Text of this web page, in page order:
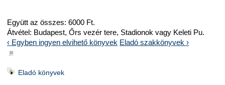
Együtt az összes: 6000 Ft.
Átvétel: Budapest, Őrs vezér tere, Stadionok vagy Keleti Pu.
‹ Egyben ingyen elvihető könyvek Eladó szakkönyvek ›
■
Eladó könyvek